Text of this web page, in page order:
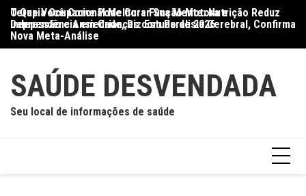
para
conteúdo
O Que Você Come Pode Curar Sua Mente: Nutrição Reduz
Depressão e Ansiedade, Diz Estudo de 2026
Terapia Ocupacional Melhora Função Motora e
Independência em Crianças com Paralisia Cerebral, Confirma
Nova Meta-Análise
SAÚDE DESVENDADA
Seu local de informações de saúde